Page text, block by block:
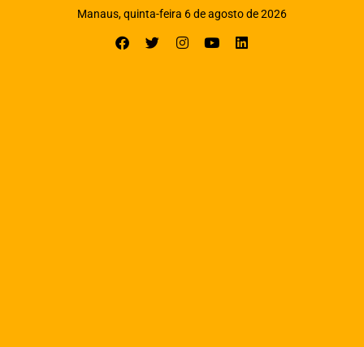
Manaus, quinta-feira 6 de agosto de 2026